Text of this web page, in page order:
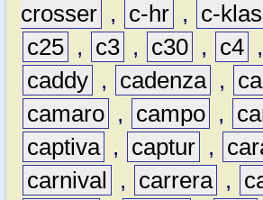
crosser , c-hr , c-
c25 , c3 , c30 , c4 ,
caddy , cadenza ,
camaro , campo ,
captiva , captur ,
carnival
, carrera ,